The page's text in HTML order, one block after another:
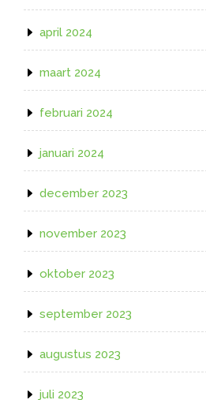
april 2024
maart 2024
februari 2024
januari 2024
december 2023
november 2023
oktober 2023
september 2023
augustus 2023
juli 2023